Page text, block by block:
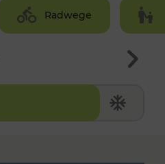
Radwege